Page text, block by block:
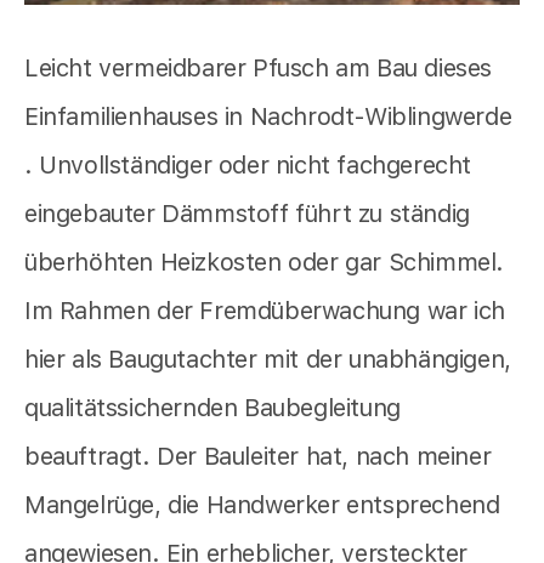
Leicht vermeidbarer Pfusch am Bau dieses
Einfamilienhauses in Nachrodt-Wiblingwerde
. Unvollständiger oder nicht fachgerecht
eingebauter Dämmstoff führt zu ständig
überhöhten Heizkosten oder gar Schimmel.
Im Rahmen der Fremdüberwachung war ich
hier als Baugutachter mit der unabhängigen,
qualitätssichernden Baubegleitung
beauftragt. Der Bauleiter hat, nach meiner
Mangelrüge, die Handwerker entsprechend
angewiesen. Ein erheblicher, versteckter